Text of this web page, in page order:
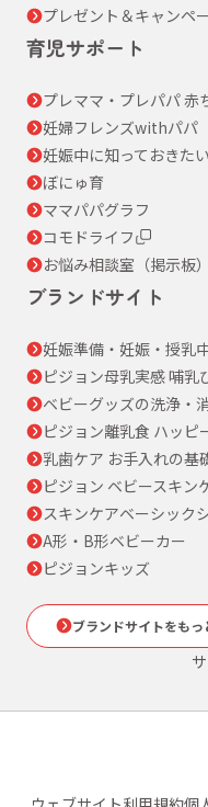
プレゼント＆キャンペ
育児サポート
プレママ・プレパパ 赤
妊婦フレンズwithパパ
妊娠中に知っておきた
ぼにゅ育
ママパパグラフ
コモドライフ
お悩み相談室（掲示板）
ブランドサイト
妊娠準備・妊娠・授乳
ピジョン母乳実感 哺乳
ベビーグッズの洗浄・
ピジョン離乳食 ハッピ
乳歯ケア お手入れの基
ピジョン ベビースキン
スキンケアベーシック
A形・B形ベビーカー
ピジョンキッズ
ブランドサイトをもっ